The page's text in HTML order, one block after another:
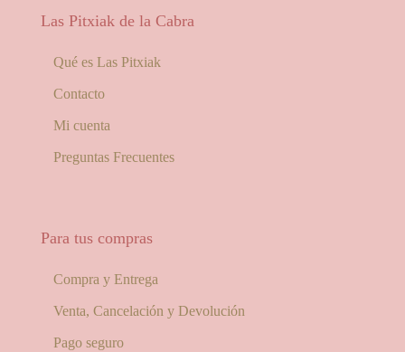
Las Pitxiak de la Cabra
Qué es Las Pitxiak
Contacto
Mi cuenta
Preguntas Frecuentes
Para tus compras
Compra y Entrega
Venta, Cancelación y Devolución
Pago seguro